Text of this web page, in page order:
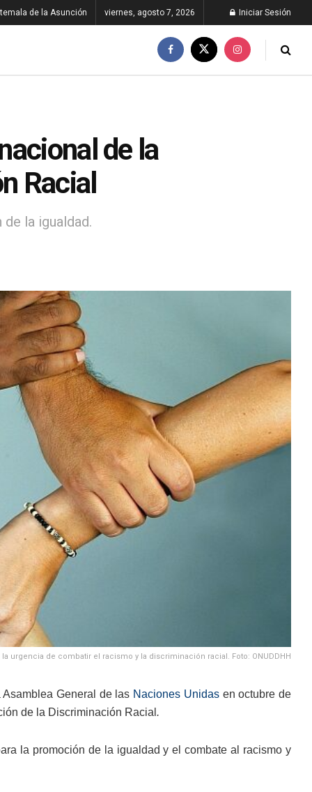
de la Asunción viernes, agosto 7, 2026 Iniciar Sesión
de la
Racial
la igualdad.
urgencia de combatir el racismo y la discriminación racial. Foto: ONUDDHH
General de las Naciones Unidasen octubre de
de la Discriminación Racial .
la promoción de la igualdad y el combate al racismo y